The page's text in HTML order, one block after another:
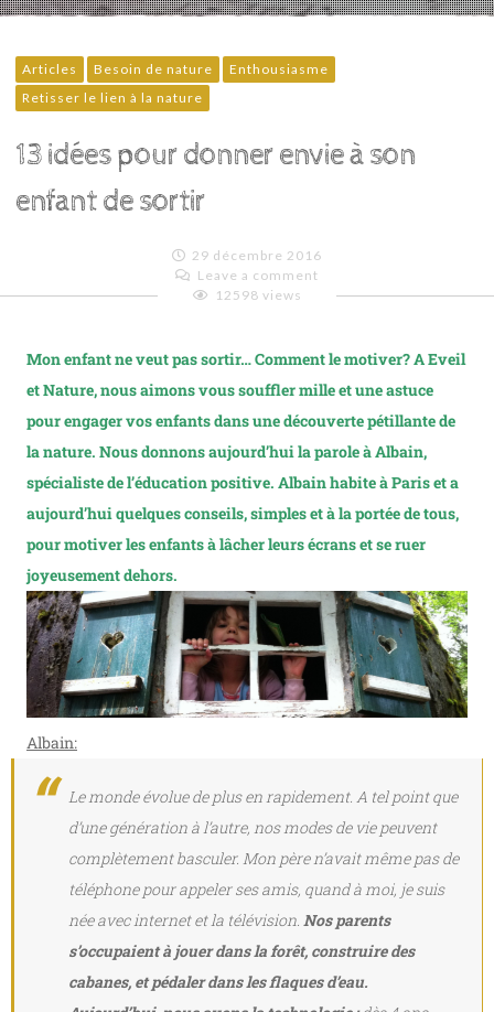
Articles Besoin de nature
Enthousiasme
Retisser le lien à la nature
13 idées pour donner envie à son
enfant de sortir
29 décembre 2016
Emilie
Leave a comment
12598 views
Mon enfant ne veut pas sortir… Comment le motiver?A Eveil
et Nature, nous aimons vous souffler mille et une astuce
pour engager vos enfants dans une découverte pétillante de
la nature. Nous donnons aujourd’hui la parole à Albain,
spécialiste de l’éducation positive. Albain habite à Paris et a
aujourd’hui quelques conseils, simples et à la portée de tous,
pour motiver les enfants à lâcher leurs écrans et se ruer
joyeusement dehors.
Albain:
Le monde évolue de plus en rapidement. A tel point que
d’une génération à l’autre, nos modes de vie peuvent
complètement basculer. Mon père n’avait même pas de
téléphone pour appeler ses amis, quand à moi, je suis
née avec internet et la télévision. Nos parents
s’occupaient à jouer dans la forêt, construire des
cabanes, et pédaler dans les flaques d’eau.